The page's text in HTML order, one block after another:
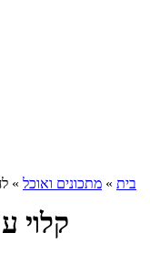
בית » מתכונים ואוכל »
קלוי